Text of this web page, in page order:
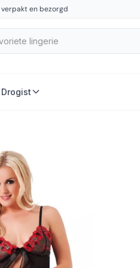
verpakt en bezorgd
Drogist